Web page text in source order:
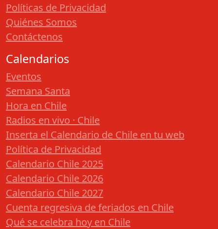
Políticas de Privacidad
Quiénes Somos
Contáctenos
Calendarios
Eventos
Semana Santa
Hora en Chile
Radios en vivo · Chile
Inserta el Calendario de Chile en tu web
Política de Privacidad
Calendario Chile 2025
Calendario Chile 2026
Calendario Chile 2027
Cuenta regresiva de feriados en Chile
Qué se celebra hoy en Chile